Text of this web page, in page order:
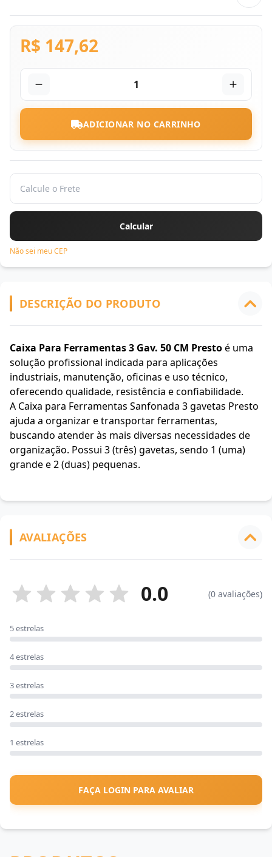
R$ 147,62
1
ADICIONAR NO CARRINHO
Não sei meu CEP
DESCRIÇÃO DO PRODUTO
Caixa Para Ferramentas 3 Gav. 50 CM Prestoé uma
solução profissional indicada para aplicações
industriais, manutenção, oficinas e uso técnico,
oferecendo qualidade, resistência e confiabilidade.
A Caixa para Ferramentas Sanfonada 3 gavetas Presto
ajuda a organizar e transportar ferramentas,
buscando atender às mais diversas necessidades de
organização. Possui 3 (três) gavetas, sendo 1 (uma)
grande e 2 (duas) pequenas.
AVALIAÇÕES
0.0 (0 avaliações)
5 estrelas
4 estrelas
3 estrelas
2 estrelas
1 estrelas
FAÇA LOGIN PARA AVALIAR